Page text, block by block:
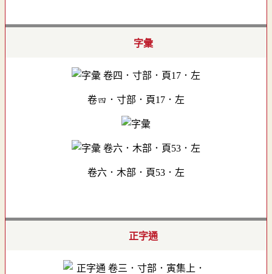
字彙
卷四．寸部．頁17．左
卷六．木部．頁53．左
正字通